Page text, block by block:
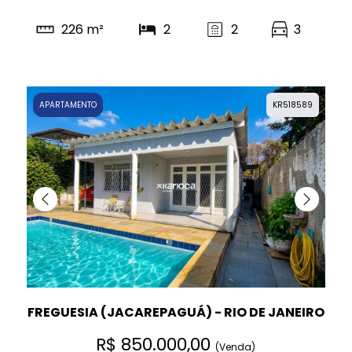
226 m²
2 2 3
KR518589
APARTAMENTO
FREGUESIA (JACAREPAGUÁ) - RIO DE JANEIRO
R$ 850.000,00(Venda)